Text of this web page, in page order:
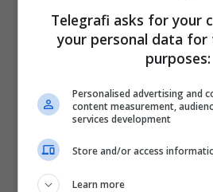
Telegrafi asks for your
your personal data
purposes:
Personalised advertising and
content measurement,
services development
Store and/or access
Learn more